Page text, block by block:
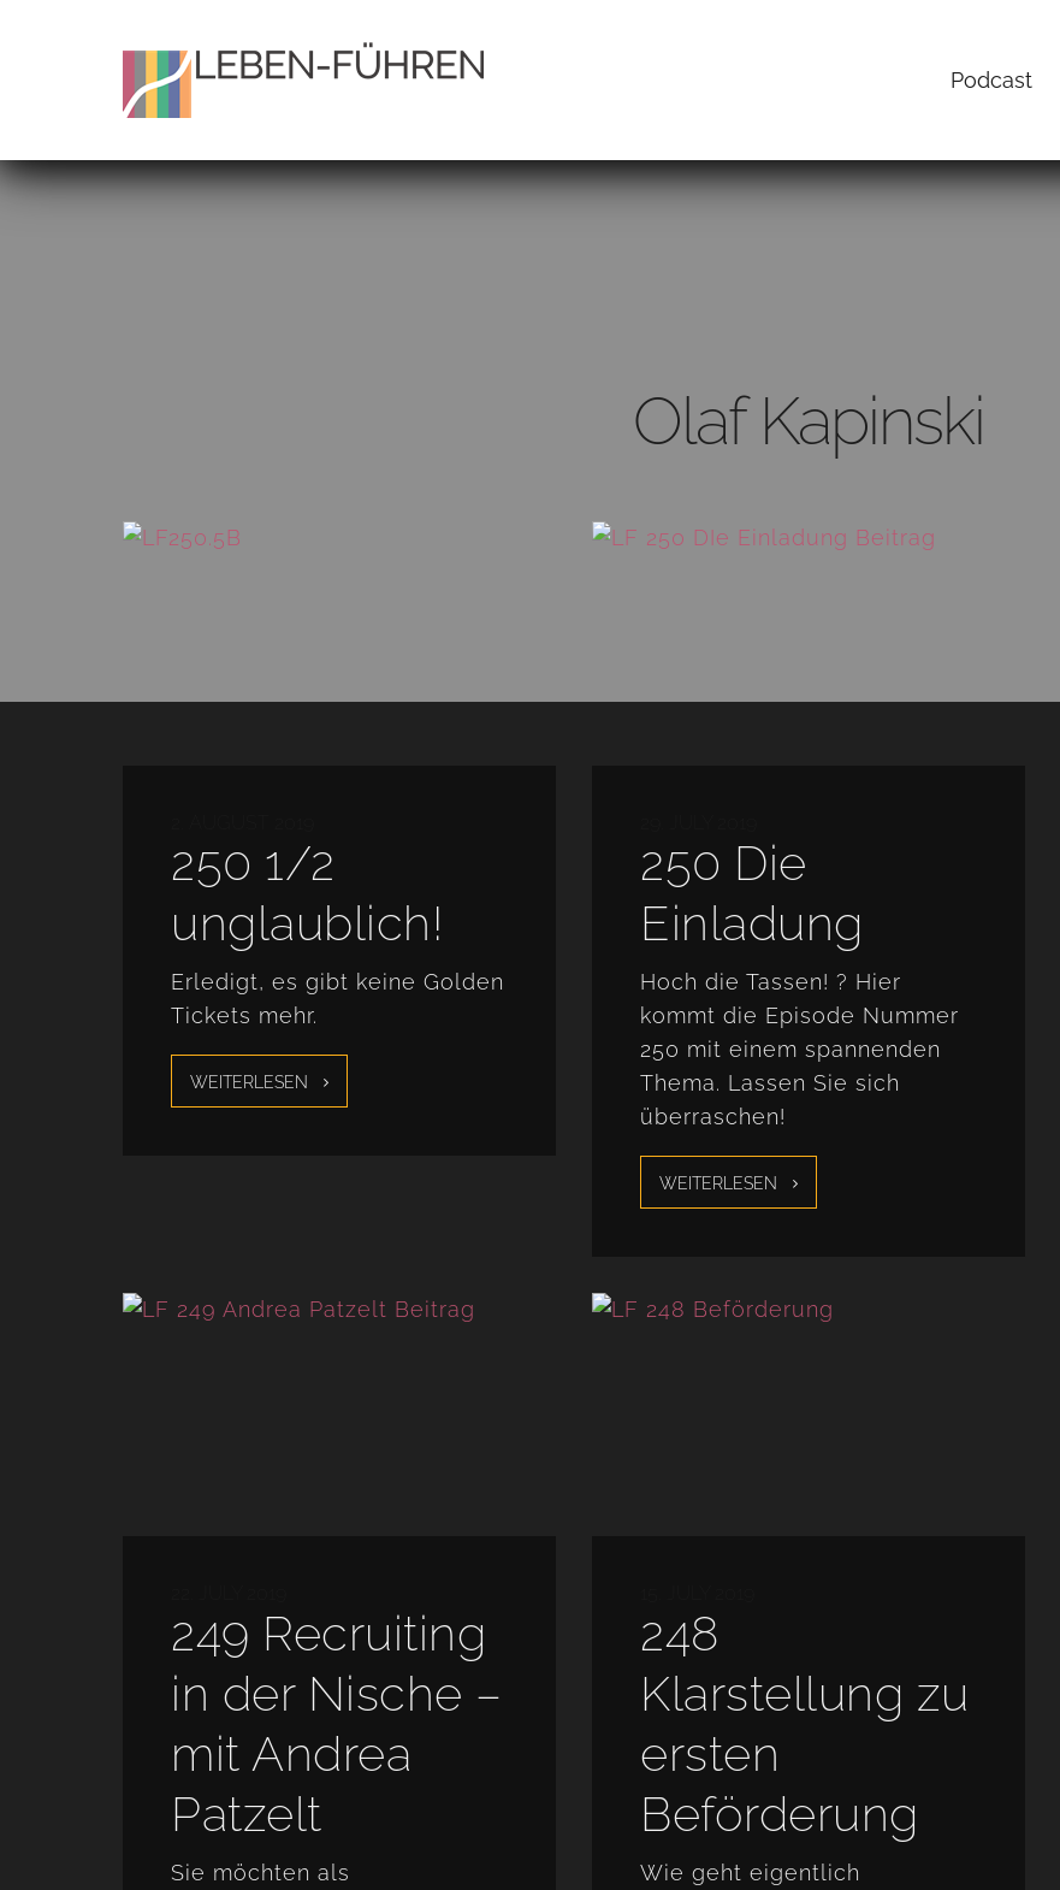
Podcast
Olaf Kapinski
250 1/2
unglaublich!
Erledigt, es gibt keine Golden
Tickets mehr.
WEITERLESEN
250 Die
Einladung
Hoch die Tassen! ? Hier
kommt die Episode Nummer
250 mit einem spannenden
Thema. Lassen Sie sich
überraschen!
WEITERLESEN
249 Recruiting
in der Nische –
mit Andrea
Patzelt
Sie möchten als
248
Klarstellung zu
ersten
Beförderung
Wie geht eigentlich